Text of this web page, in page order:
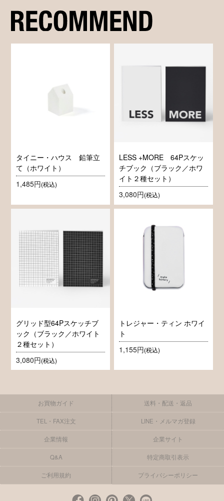
タイニー・ハウス 鉛筆立
て（ホワイト）
1,485円(税込)
LESS +MORE 64Pスケッ
チブック（ブラック／ホワ
イト２種セット）
3,080円(税込)
グリッド型64Pスケッチブ
ック（ブラック／ホワイト
２種セット）
3,080円(税込)
トレジャー・ティン ホワイ
ト
1,155円(税込)
お買物ガイド 送料・配送・返品
TEL・FAX注文 LINE・メルマガ登録
企業情報 企業サイト
Q&A 特定商取引表示
ご利用規約 プライバシーポリシー